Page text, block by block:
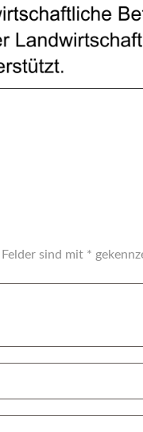
sind mit *